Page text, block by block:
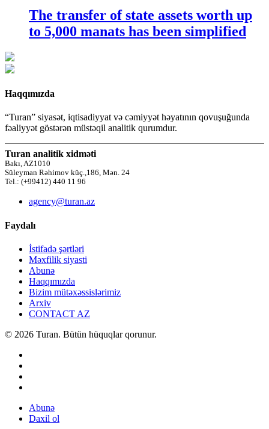
The transfer of state assets worth up
to 5,000 manats has been simplified
Haqqımızda
“Turan” siyasət, iqtisadiyyat və cəmiyyət həyatının qovuşuğunda
fəaliyyət göstərən müstəqil analitik qurumdur.
Turan analitik xidməti
Bakı, AZ1010
Süleyman Rəhimov küç.,186, Mən. 24
Tel.: (+99412) 440 11 96
agency@turan.az
Faydalı
İstifadə şərtləri
Məxfilik siyasti
Abunə
Haqqımızda
Bizim mütəxəssislərimiz
Arxiv
CONTACT AZ
© 2026 Turan. Bütün hüquqlar qorunur.
Abunə
Daxil ol